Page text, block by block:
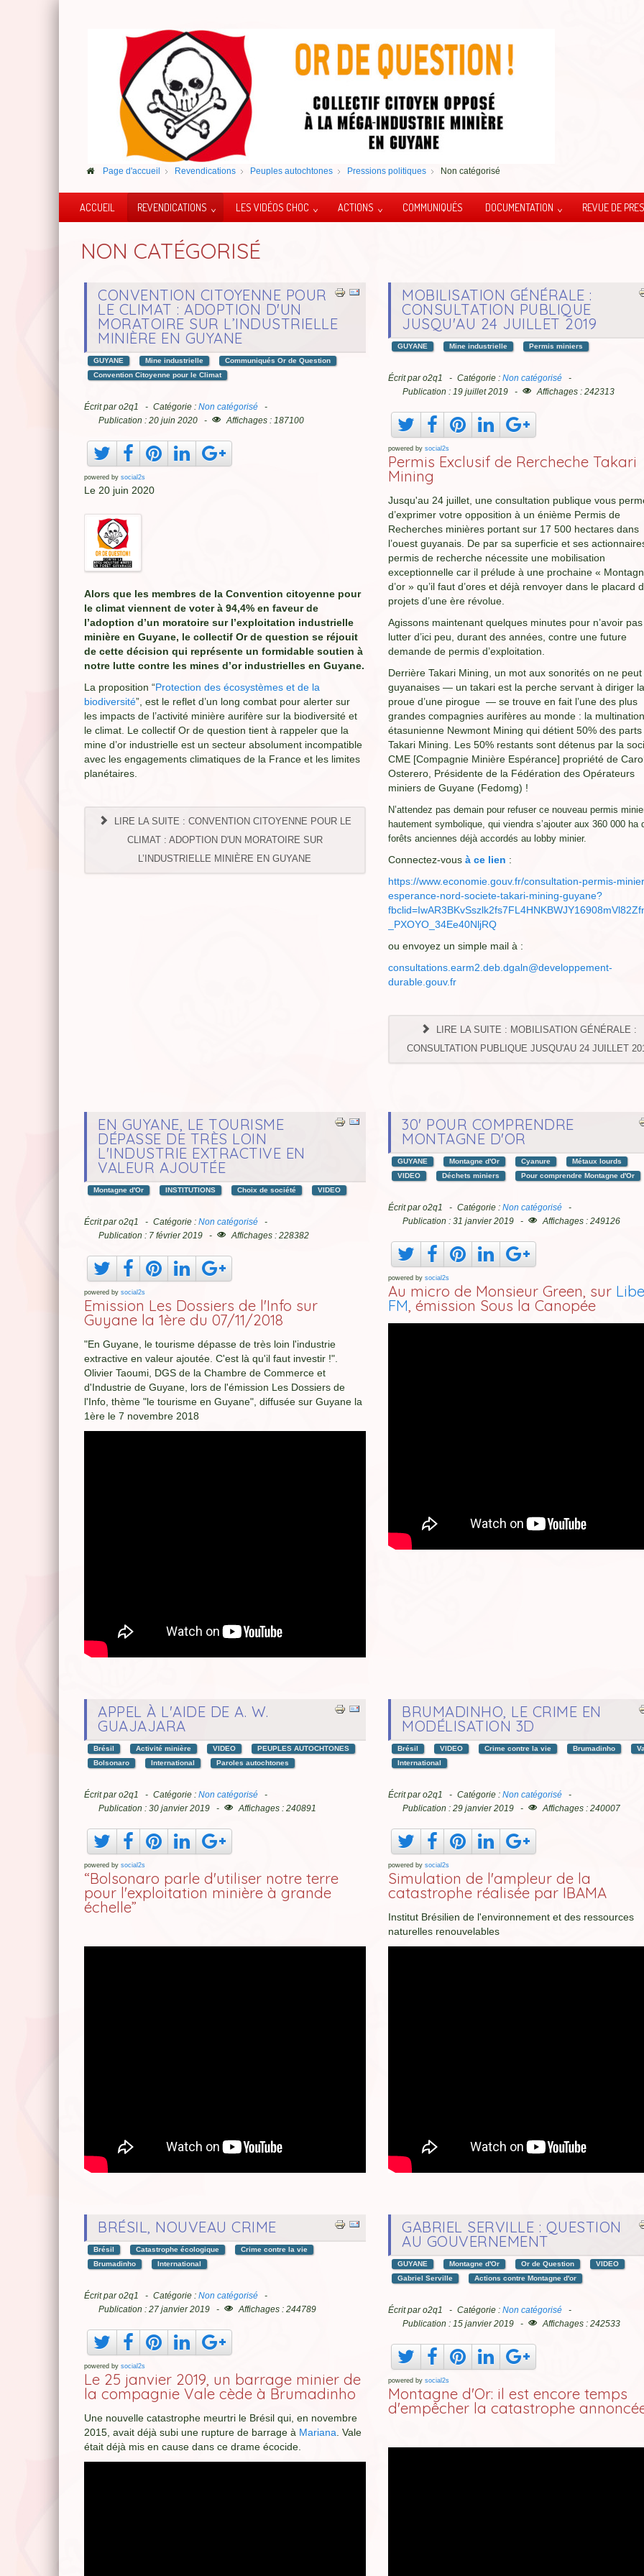
Page d'accueil Revendications Peuples autochtones Pressions politiques Non catégorisé
ACCUEIL REVENDICATIONS LES VIDÉOS CHOC ACTIONS COMMUNIQUÉS DOCUMENTATION REVUE DE
NON CATÉGORISÉ
CONVENTION CITOYENNE POUR
LE CLIMAT : ADOPTION D'UN
MORATOIRE SUR L’INDUSTRIELLE
MINIÈRE EN GUYANE
GUYANE Mine industrielle
Communiqués Or de Question
Convention Citoyenne pour le Climat
Écrit paro2q1 Catégorie : Non catégorisé
Publication : 20 juin 2020
Affichages : 187100
powered by social2s
Le 20 juin 2020
Alors que les membres de la Convention citoyenne pour
le climat viennent de voter à 94,4% en faveur de
l’adoption d’un moratoire sur l’exploitation industrielle
minière en Guyane, le collectif Or de question se réjouit
de cette décision qui représente un formidable soutien à
notre lutte contre les mines d’or industrielles en Guyane.
La proposition “Protection des écosystèmes et de la
biodiversité”, est le reflet d’un long combat pour alerter sur
les impacts de l’activité minière aurifère sur la biodiversité et
le climat. Le collectif Or de question tient à rappeler que la
mine d’or industrielle est un secteur absolument incompatible
avec les engagements climatiques de la France et les limites
planétaires.
LIRE LA SUITE : CONVENTION CITOYENNE POUR LE
CLIMAT : ADOPTION D'UN MORATOIRE SUR
L’INDUSTRIELLE MINIÈRE EN GUYANE
MOBILISATION GÉNÉRALE :
CONSULTATION PUBLIQUE
JUSQU'AU 24 JUILLET 2019
GUYANE Mine industrielle Permis miniers
Écrit paro2q1 Catégorie :Non catégorisé
Publication : 19 juillet 2019
Affichages : 242313
powered bysocial2s
Permis Exclusif de Rercheche Takari
Mining
Jusqu'au 24 juillet, une consultation publique vous
d’exprimer votre opposition à un énième Permis de
Recherches minières portant sur 17 500 hectares dans
l’ouest guyanais. De par sa superficie et ses
permis de recherche nécessite une mobilisation
exceptionnelle car il prélude à une prochaine «
d’or » qu’il faut d’ores et déjà renvoyer dans le placard
projets d’une ère révolue.
Agissons maintenant quelques minutes pour n’avoir
lutter d’ici peu, durant des années, contre une future
demande de permis d’exploitation.
Derrière Takari Mining, un mot aux sonorités on ne peut
guyanaises — un takari est la perche servant à diriger
proue d’une pirogue — se trouve en fait l’une des plus
grandes compagnies aurifères au monde : la
étasunienne Newmont Mining qui détient 50% des parts
Takari Mining. Les 50% restants sont détenus par la
CME [Compagnie Minière Espérance] propriété de
Osterero, Présidente de la Fédération des Opérateurs
miniers de Guyane (Fedomg) !
N’attendez pas demain pour refuser ce nouveau permis
hautement symbolique, qui viendra s’ajouter aux 360 000 ha
forêts anciennes déjà accordés au lobby minier.
Connectez-vousà ce lien :
https://www.economie.gouv.fr/consultation-permis-
esperance-nord-societe-takari-mining-guyane?
_PXOYO_34Ee40NljRQ
ou envoyez un simple mail à :
consultations.earm2.deb.dgaln@developpement-
durable.gouv.fr
LIRE LA SUITE : MOBILISATION GÉNÉRALE :
CONSULTATION PUBLIQUE JUSQU'AU 24 JUILLET
EN GUYANE, LE TOURISME
DÉPASSE DE TRÈS LOIN
L'INDUSTRIE EXTRACTIVE EN
VALEUR AJOUTÉE
Montagne d'Or INSTITUTIONS Choix de société VIDEO
Écrit paro2q1 Catégorie : Non catégorisé
Publication : 7 février 2019
Affichages : 228382
powered by social2s
Emission Les Dossiers de l'Info sur
Guyane la 1ère du 07/11/2018
"En Guyane, le tourisme dépasse de très loin l'industrie
extractive en valeur ajoutée. C'est là qu'il faut investir !".
Olivier Taoumi, DGS de la Chambre de Commerce et
d'Industrie de Guyane, lors de l'émission Les Dossiers de
l'Info, thème "le tourisme en Guyane", diffusée sur Guyane la
1ère le 7 novembre 2018
30' POUR COMPRENDRE
MONTAGNE D'OR
GUYANE Montagne d'Or Cyanure
Métaux lourds
VIDEO
Déchets miniers Pour comprendre Montagne d'Or
Écrit paro2q1 Catégorie :Non catégorisé
Publication : 31 janvier 2019
Affichages : 249126
powered bysocial2s
Au micro de Monsieur Green, sur
FM, émission Sous la Canopée
APPEL À L'AIDE DE A. W.
GUAJAJARA
Brésil Activité minière VIDEO
PEUPLES AUTOCHTONES
Bolsonaro
International Paroles autochtones
Écrit paro2q1 Catégorie : Non catégorisé
Publication : 30 janvier 2019
Affichages : 240891
powered by social2s
“Bolsonaro parle d'utiliser notre terre
pour l'exploitation minière à grande
échelle”
BRUMADINHO, LE CRIME EN
MODÉLISATION 3D
Brésil VIDEO Crime contre la vie Brumadinho
International
Écrit paro2q1 Catégorie :Non catégorisé
Publication : 29 janvier 2019
Affichages : 240007
powered bysocial2s
Simulation de l'ampleur de la
catastrophe réalisée par IBAMA
Institut Brésilien de l'environnement et des ressources
naturelles renouvelables
BRÉSIL, NOUVEAU CRIME
Brésil Catastrophe écologique
Crime contre la vie
Brumadinho
International
Écrit paro2q1 Catégorie : Non catégorisé
Publication : 27 janvier 2019
Affichages : 244789
powered by social2s
Le 25 janvier 2019, un barrage minier de
la compagnie Vale cède à Brumadinho
Une nouvelle catastrophe meurtri le Brésil qui, en novembre
2015, avait déjà subi une rupture de barrage à Mariana. Vale
était déjà mis en cause dans ce drame écocide.
GABRIEL SERVILLE : QUESTION
AU GOUVERNEMENT
GUYANE Montagne d'Or Or de Question
VIDEO
Gabriel Serville
Actions contre Montagne d'or
Écrit paro2q1 Catégorie :Non catégorisé
Publication : 15 janvier 2019
Affichages : 242533
powered bysocial2s
Montagne d'Or: il est encore temps
d'empêcher la catastrophe